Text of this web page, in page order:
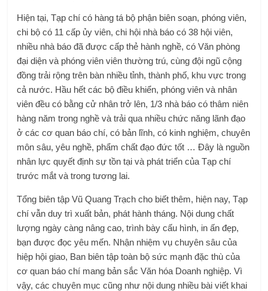
Hiện tại, Tạp chí có hàng tá bộ phận biên soạn, phóng viên,
chi bộ có 11 cấp ủy viên, chi hội nhà báo có 38 hội viên,
nhiều nhà báo đã được cấp thẻ hành nghề, có Văn phòng
đại diện và phóng viên viên thường trú, cùng đội ngũ cộng
đồng trải rộng trên bàn nhiều tỉnh, thành phố, khu vực trong
cả nước. Hầu hết các bộ điều khiển, phóng viên và nhân
viên đều có bằng cử nhân trở lên, 1/3 nhà báo có thâm niên
hàng năm trong nghề và trải qua nhiều chức năng lãnh đạo
ở các cơ quan báo chí, có bản lĩnh, có kinh nghiệm, chuyên
môn sâu, yêu nghề, phẩm chất đạo đức tốt … Đây là nguồn
nhân lực quyết định sự tồn tại và phát triển của Tạp chí
trước mắt và trong tương lai.
Tổng biên tập Vũ Quang Trạch cho biết thêm, hiện nay, Tạp
chí vẫn duy trì xuất bản, phát hành tháng. Nội dung chất
lượng ngày càng nâng cao, trình bày cấu hình, in ấn đẹp,
bạn được đọc yêu mến. Nhận nhiệm vụ chuyên sâu của
hiệp hội giao, Ban biên tập toàn bộ sức mạnh đặc thù của
cơ quan báo chí mang bản sắc Văn hóa Doanh nghiệp. Vì
vậy, các chuyên mục cũng như nội dung nhiều bài viết khai